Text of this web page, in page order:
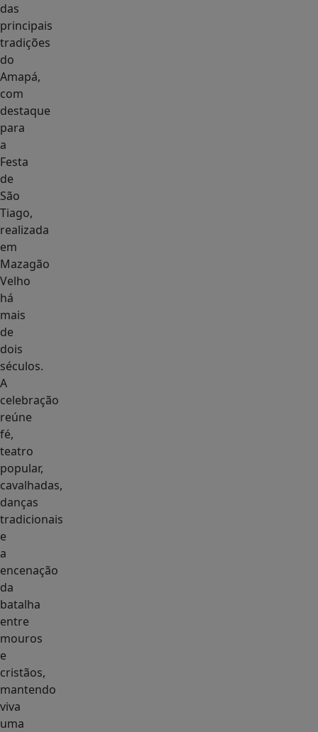
das
principais
tradições
do
Amapá,
com
destaque
para
a
Festa
de
São
Tiago,
realizada
em
Mazagão
Velho
há
mais
de
dois
séculos.
A
celebração
reúne
fé,
teatro
popular,
cavalhadas,
danças
tradicionais
e
a
encenação
da
batalha
entre
mouros
e
cristãos,
mantendo
viva
uma